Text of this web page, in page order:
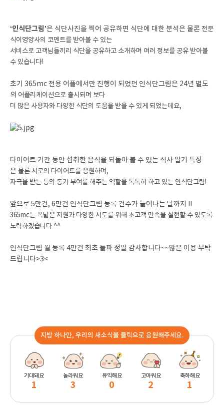
‘인식단그림’은 식단사진을 찍어 공유하면 식단에 대한 분석은 물론 전문
식이영양사의 코멘트를 받아볼 수 있는
서비스로 고객님들끼리 식단을 공유하고 소개하며 여러 정보를 공유 받아볼
수 있습니다!
초기 365mc 전용 어플에서만 진행이 되었던 인식단그림은 24년 별도
의 어플리케이션으로 출시되며 보다
더 많은 사용자와 다양한 식단의 도움을 받을 수 있게 되었는데요,
다이어트 기간 동안 섭취한 음식을 되돌아 볼 수 있는 식사 일기 특징
은 물론 서로의 다이어트를 응원하며,
자극을 받는 등의 동기 부여를 해주는 역할을 톡톡히 하고 있는 인식단그림!
앞으로 5만건, 6만건 인식단그림 등록 건수가 늘어나는 날까지 !!
365mc는 폭넓은 지원과 다양한 시도를 위해 초고객 만족을 실현할 수 있도록
노력하겠습니다 ^^
인식단그림 월 등록 4만건 최초 돌파 정말 감사합니다~~많은 이용 부탁
드립니다>3<
지방 하나만, 우리의 새소식을 클릭으로 응원해주세요.
기대돼요
1
놀라워요
3
유익해요
0
고마워요
2
축하해요
1